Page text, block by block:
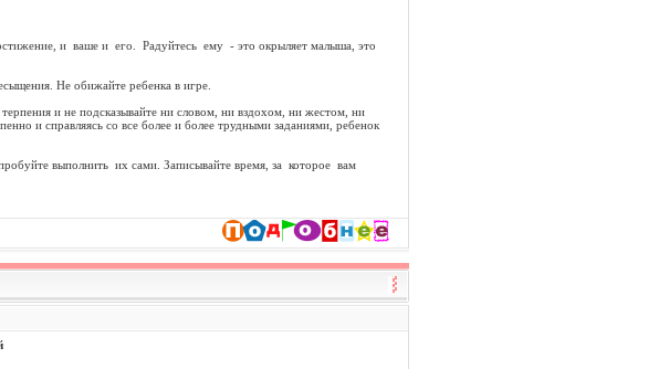
и ваше и его. Радуйтесь ему - это окрыляет малыша, это
Не обижайте ребенка в игре.
и не подсказывайте ни словом, ни вздохом, ни жестом, ни
и справляясь со все более и более трудными заданиями, ребенок
выполнить их сами. Записывайте время, за которое вам